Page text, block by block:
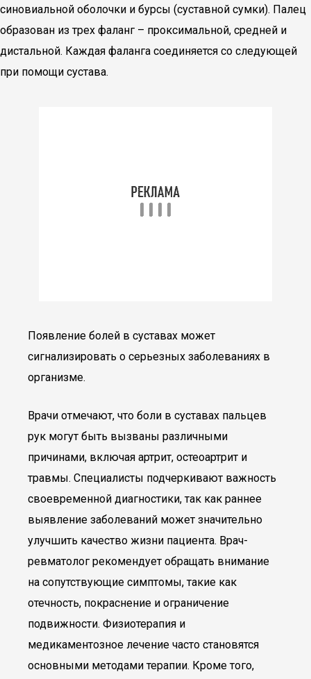
синовиальной оболочки и бурсы (суставной сумки). Палец
образован из трех фаланг – проксимальной, средней и
дистальной. Каждая фаланга соединяется со следующей
при помощи сустава.
Появление болей в суставах может
сигнализировать о серьезных заболеваниях в
организме.
Врачи отмечают, что боли в суставах пальцев
рук могут быть вызваны различными
причинами, включая артрит, остеоартрит и
травмы. Специалисты подчеркивают важность
своевременной диагностики, так как раннее
выявление заболеваний может значительно
улучшить качество жизни пациента. Врач-
ревматолог рекомендует обращать внимание
на сопутствующие симптомы, такие как
отечность, покраснение и ограничение
подвижности. Физиотерапия и
медикаментозное лечение часто становятся
основными методами терапии. Кроме того,